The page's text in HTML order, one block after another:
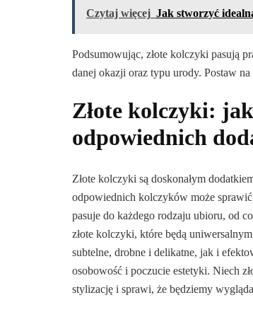
Czytaj więcej Jak stworzyć
Podsumowując, złote kolczyki pasują
danej okazji oraz typu urody. Postaw
Złote kolczyki:
odpowiednich
Złote kolczyki są doskonałym
odpowiednich kolczyków może
pasuje do każdego rodzaju ubioru, od
złote kolczyki, które będą
subtelne, drobne i delikatne, jak i
osobowość i poczucie estetyki. Niech
stylizację i sprawi, że będziemy